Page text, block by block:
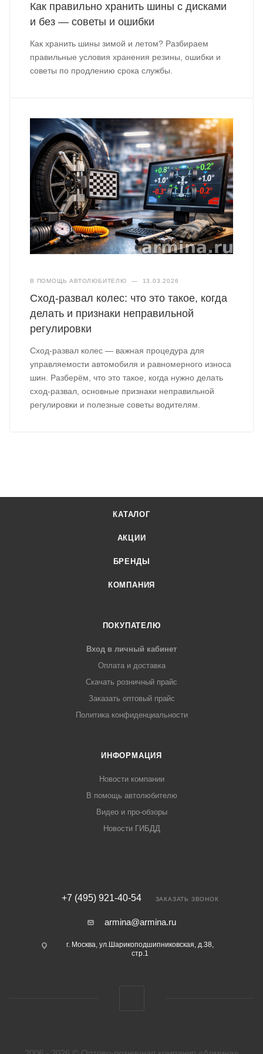
Как правильно хранить шины с дисками
и без — советы и ошибки
Как хранить шины зимой и летом? Разбираем
правильные условия хранения резины, ошибки и
советы по продлению срока службы.
В ПОМОЩЬ АВТОЛЮБИТЕЛЮ — 13.03.2026
Сход-развал колес: что это такое, когда
делать и признаки неправильной
регулировки
Сход-развал колес — важная процедура для
управляемости автомобиля и равномерного износа
шин. Разберём, что это такое, когда нужно делать
сход-развал, основные признаки неправильной
регулировки и полезные советы водителям.
КАТАЛОГ
АКЦИИ
БРЕНДЫ
КОМПАНИЯ
ПОКУПАТЕЛЮ
Вход в личный кабинет
Оплата и доставка
Скачать розничный прайс
Заказать оптовый прайс
Политика конфиденциальности
ИНФОРМАЦИЯ
Новости компании
В помощь автолюбителю
Видео и про-обзоры
Новости ГИБДД
+7 (495) 921-40-54 ЗАКАЗАТЬ ЗВОНОК
armina@armina.ru
г. Москва, ул.Шарикоподшипниковская, д.38,
стр.1